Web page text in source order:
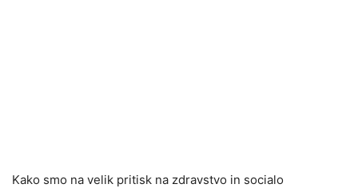
Kako smo na velik pritisk na zdravstvo in socialo